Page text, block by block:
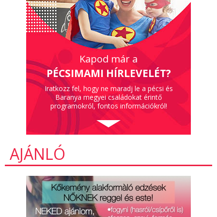
Kapod már a
PÉCSIMAMI HÍRLEVELÉT?
Iratkozz fel, hogy ne maradj le a pécsi és
Baranya megyei családokat érintő
programokról, fontos információkról!
AJÁNLÓ